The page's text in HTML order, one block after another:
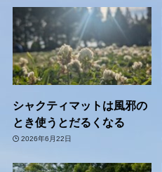
シャクティマットは風邪の
とき使うとだるくなる
2026年6月22日